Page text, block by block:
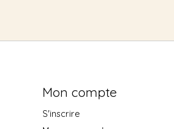
Mon compte
S'inscrire